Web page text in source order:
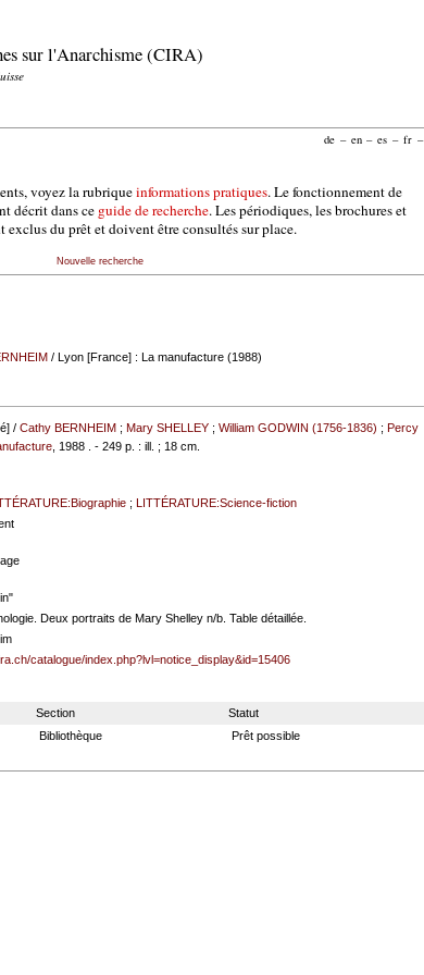
sur l'Anarchisme (CIRA)
de – en – es – fr –
voyez la rubriqueinformations pratiques. Le fonctionnement de
décrit dans ce guide de recherche. Les périodiques, les brochures et
exclus du prêt et doivent être consultés sur place.
Nouvelle recherche
/ Lyon [France] : La manufacture (1988)
/Cathy BERNHEIM ;Mary SHELLEY ;William GODWIN (1756-1836) ;Percy
, 1988 . - 249 p. : ill. ; 18 cm.
; LITTÉRATURE:Science-fiction
Deux portraits de Mary Shelley n/b. Table détaillée.
catalogue/index.php?lvl=notice_display&id=15406
Section
Statut
Bibliothèque Prêt possible